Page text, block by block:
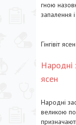
гною
запалення
Гінгівіт
Народні
ясен
Народні
великою